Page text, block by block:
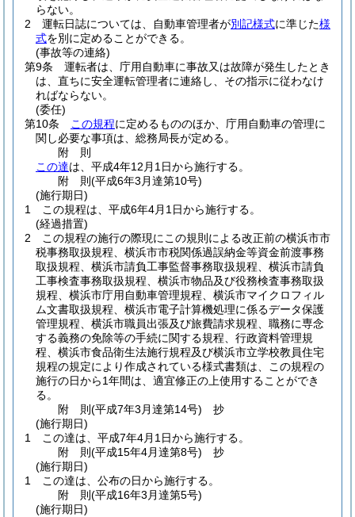
らない。
2
運転日誌については、自動車管理者が別記様式に準じた様
式を別に定めることができる。
(事故等の連絡)
第9条
運転者は、庁用自動車に事故又は故障が発生したとき
は、直ちに安全運転管理者に連絡し、その指示に従わなけ
ればならない。
(委任)
第10条
この規程に定めるもののほか、庁用自動車の管理に
関し必要な事項は、総務局長が定める。
附 則
この達は、平成4年12月1日から施行する。
附 則(平成6年3月達第10号)
(施行期日)
1
この規程は、平成6年4月1日から施行する。
(経過措置)
2
この規程の施行の際現にこの規則による改正前の横浜市市
税事務取扱規程、横浜市市税関係過誤納金等資金前渡事務
取扱規程、横浜市請負工事監督事務取扱規程、横浜市請負
工事検査事務取扱規程、横浜市物品及び役務検査事務取扱
規程、横浜市庁用自動車管理規程、横浜市マイクロフィル
ム文書取扱規程、横浜市電子計算機処理に係るデータ保護
管理規程、横浜市職員出張及び旅費請求規程、職務に専念
する義務の免除等の手続に関する規程、行政資料管理規
程、横浜市食品衛生法施行規程及び横浜市立学校教員住宅
規程の規定により作成されている様式書類は、この規程の
施行の日から1年間は、適宜修正の上使用することができ
る。
附 則(平成7年3月達第14号) 抄
(施行期日)
1
この達は、平成7年4月1日から施行する。
附 則(平成15年4月達第8号) 抄
(施行期日)
1
この達は、公布の日から施行する。
附 則(平成16年3月達第5号)
(施行期日)